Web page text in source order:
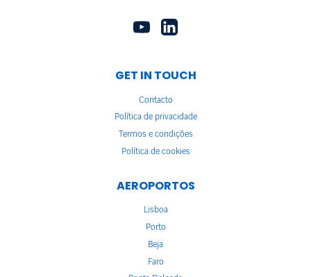
GET IN TOUCH
Contacto
Política de privacidade
Termos e condições
Política de cookies
AEROPORTOS
Lisboa
Porto
Beja
Faro